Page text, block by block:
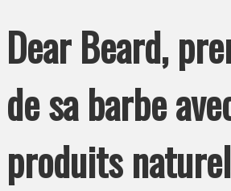
Dear Beard,
de sa barbe
produits